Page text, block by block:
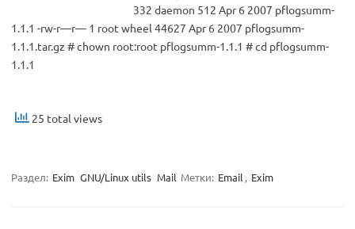
332 daemon 512 Apr 6 2007 pflogsumm-
1.1.1 -rw-r—r— 1 root wheel 44627 Apr 6 2007 pflogsumm-
1.1.1.tar.gz # chown root:root pflogsumm-1.1.1 # cd pflogsumm-
1.1.1
25 total views
Раздел: Exim GNU/Linux utils Mail Метки: Email , Exim